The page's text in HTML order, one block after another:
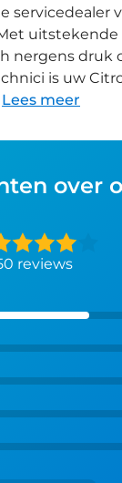
servicedealer
uitstekende
nergens druk
is uw
Lees meer
over
reviews